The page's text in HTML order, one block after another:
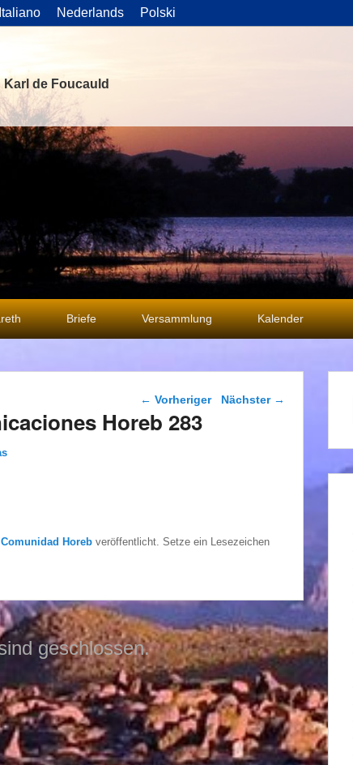
Italiano Nederlands Polski
de Foucauld
Briefe Versammlung Kalender
Beitragsnavigation
← Vorheriger Nächster →
Horeb 283
Comunidad Horeb veröffentlicht. Setze ein Lesezeichen
geschlossen.